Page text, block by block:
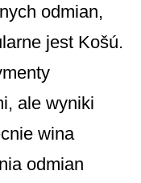
odmian,
jest Košú.
ale wyniki
wina
odmian